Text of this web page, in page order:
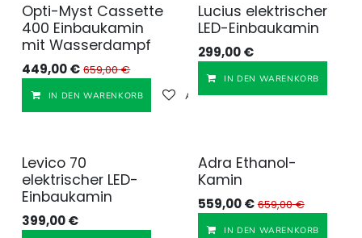
Opti-Myst Cassette
400 Einbaukamin
mit Wasserdampf
449,00€ 659,00€
IN DEN WARENKORB Auf die Wunschliste
Lucius elektrischer
LED-Einbaukamin
299,00€
IN DEN WARENKORB
Levico 70
elektrischer LED-
Einbaukamin
399,00€
Adra Ethanol-
Kamin
559,00€ 659,00€
IN DEN WARENKORB